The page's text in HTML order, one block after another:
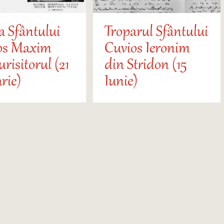
Sfântului
Maxim
(21
Troparul Sfântului
Cuvios Ieronim
din Stridon (15
Iunie)